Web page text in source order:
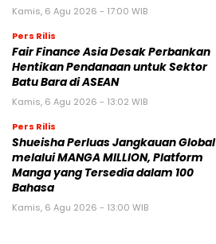
Kamis, 6 Agu 2026 - 17:00 WIB
Pers Rilis
Fair Finance Asia Desak Perbankan
Hentikan Pendanaan untuk Sektor
Batu Bara di ASEAN
Kamis, 6 Agu 2026 - 13:02 WIB
Pers Rilis
Shueisha Perluas Jangkauan Global
melalui MANGA MILLION, Platform
Manga yang Tersedia dalam 100
Bahasa
Kamis, 6 Agu 2026 - 13:00 WIB